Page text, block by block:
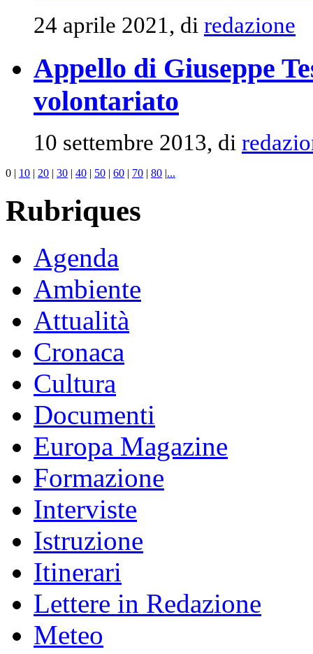
24 aprile 2021, di redazione
Appello di Giuseppe
volontariato
10 settembre 2013, di
0 | 10 | 20 | 30 | 40 | 50 | 60 | 70 | 80 |...
Rubriques
Agenda
Ambiente
Attualità
Cronaca
Cultura
Documenti
Europa Magazine
Formazione
Interviste
Istruzione
Itinerari
Lettere in Redazione
Meteo